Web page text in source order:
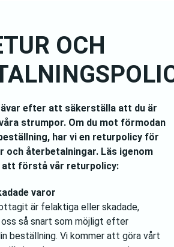
OCH
efter att säkerställa att du är
strumpor. Om du mot förmodan
har vi en returpolicy för
återbetalningar. Läs igenom
förstå vår returpolicy:
varor
är felaktiga eller skadade,
så snart som möjligt efter
beställning. Vi kommer att göra vårt